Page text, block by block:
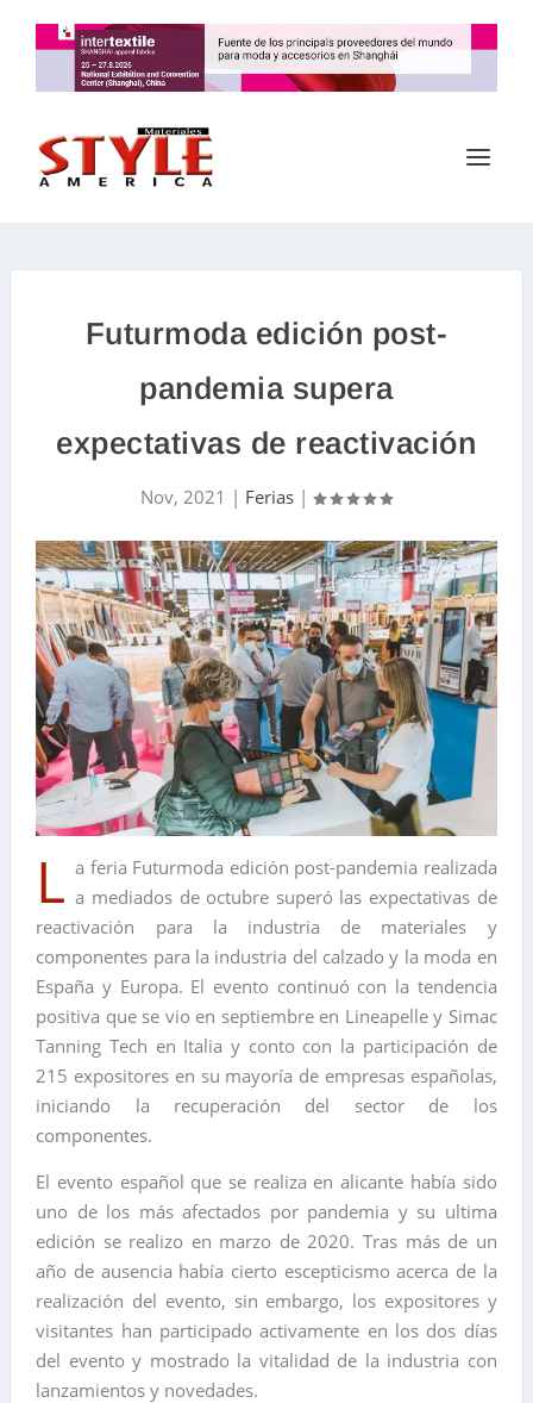
Futurmoda edición post-
pandemia supera
expectativas de reactivación
Nov, 2021 | Ferias |
L a feria Futurmoda edición post-pandemia realizada
a mediados de octubre superó las expectativas de
reactivación para la industria de materiales y
componentes para la industria del calzado y la moda en
España y Europa. El evento continuó con la tendencia
positiva que se vio en septiembre en Lineapelle y Simac
Tanning Tech en Italia y conto con la participación de
215 expositores en su mayoría de empresas españolas,
iniciando la recuperación del sector de los
componentes.
El evento español que se realiza en alicante había sido
uno de los más afectados por pandemia y su ultima
edición se realizo en marzo de 2020. Tras más de un
año de ausencia había cierto escepticismo acerca de la
realización del evento, sin embargo, los expositores y
visitantes han participado activamente en los dos días
del evento y mostrado la vitalidad de la industria con
lanzamientos y novedades.